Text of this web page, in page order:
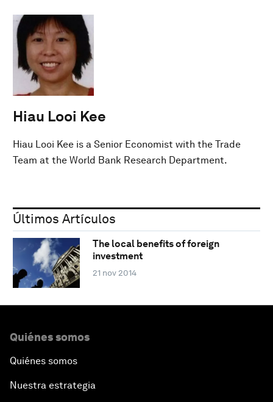
Hiau Looi Kee
Hiau Looi Kee is a Senior Economist with the Trade
Team at the World Bank Research Department.
Últimos Artículos
The local benefits of foreign
investment
21 nov 2014
Quiénes somos
Quiénes somos
Nuestra estrategia